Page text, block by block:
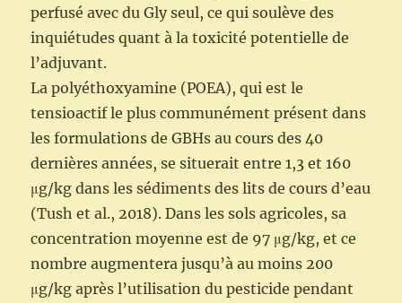
perfusé avec du Gly seul, ce qui soulève des
inquiétudes quant à la toxicité potentielle de
l’adjuvant.
La polyéthoxyamine (POEA), qui est le
tensioactif le plus communément présent dans
les formulations de GBHs au cours des 40
dernières années, se situerait entre 1,3 et 160
μg/kg dans les sédiments des lits de cours d’eau
(Tush et al., 2018). Dans les sols agricoles, sa
concentration moyenne est de 97 μg/kg, et ce
nombre augmentera jusqu’à au moins 200
μg/kg après l’utilisation du pesticide pendant